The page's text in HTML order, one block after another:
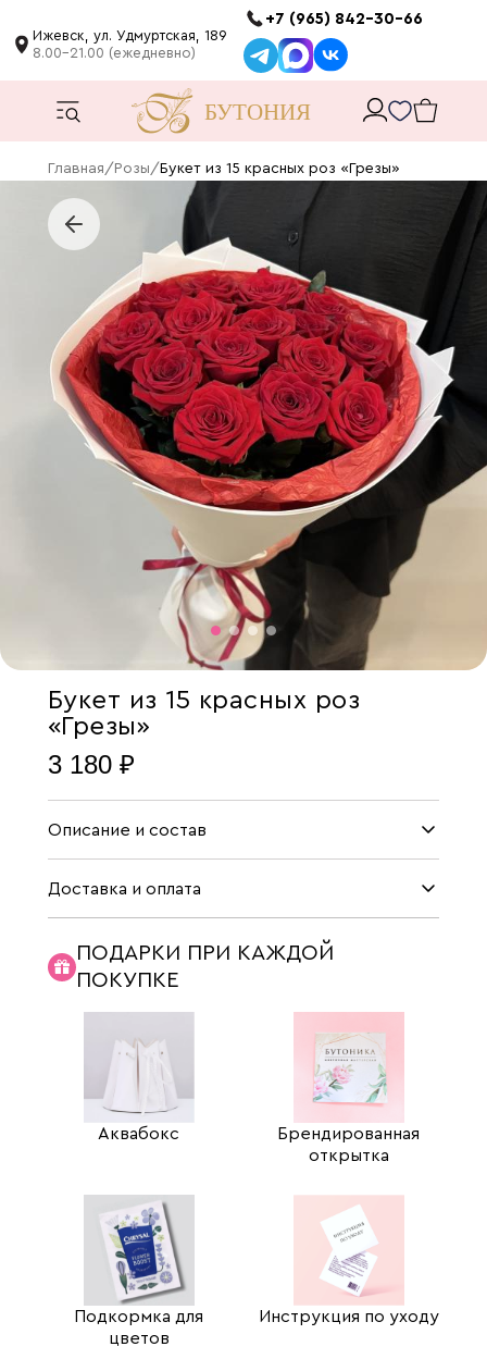
Ижевск, ул. Удмуртская, 189
8.00-21.00 (ежедневно)
+7 (965) 842-30-66
Главная/ Розы/ Букет из 15 красных роз «Грезы»
Букет из 15 красных роз
«Грезы»
3 180 ₽
Описание и состав
Доставка и оплата
ПОДАРКИ ПРИ КАЖДОЙ
ПОКУПКЕ
Аквабокс
Брендированная
открытка
Подкормка для
цветов
Инструкция по уходу